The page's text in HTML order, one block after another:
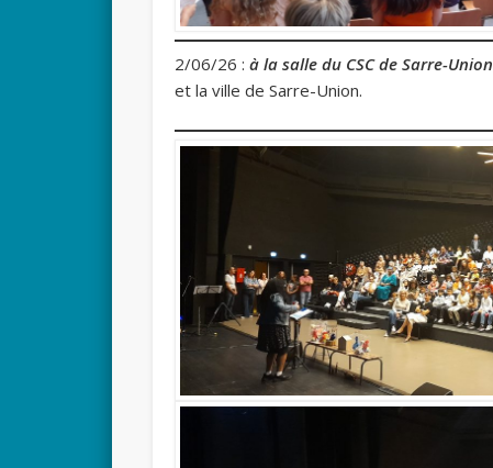
2/06/26 : à la salle du CSC de Sarre-Union
et la ville de Sarre-Union.